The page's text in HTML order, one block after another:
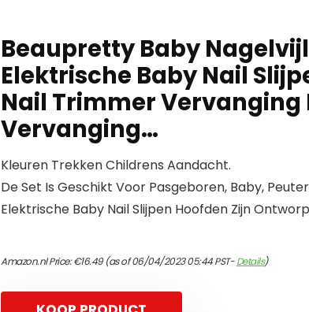
Beaupretty Baby Nagelvijl
Elektrische Baby Nail
Nail Trimmer Vervanging
Vervanging…
Kleuren Trekken Childrens Aandacht.
De Set Is Geschikt Voor Pasgeboren, Baby,
Elektrische Baby Nail Slijpen Hoofden Zijn
Amazon.nl Price:€16.49(as of 06/04/2023 05:44 PST-Details)